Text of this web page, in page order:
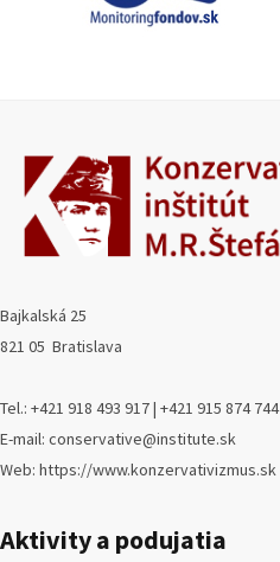
Bajkalská 25
821 05 Bratislava
Tel.: +421 918 493 917 | +421 915 874 744
E-mail: conservative@institute.sk
Web: https://www.konzervativizmus.sk
Aktivity a podujatia